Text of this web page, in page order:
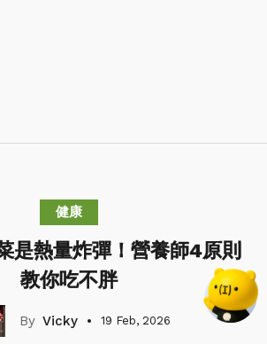
健康
是熱量炸彈！營養師4原則
教你吃不胖
Vicky 19 Feb, 2026